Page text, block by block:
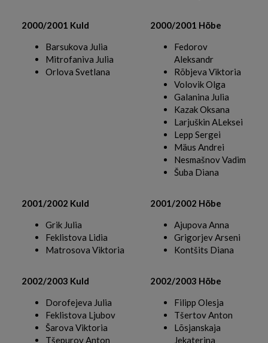
2000/2001 Kuld
Barsukova Julia
Mitrofaniva Julia
Orlova Svetlana
2000/2001 Hõbe
Fedorov
Aleksandr
Rõbjeva Viktoria
Volovik Olga
Galanina Julia
Kazak Oksana
Larjuškin ALeksei
Lepp Sergei
Mäus Andrei
Nesmašnov Vadim
Šuba Diana
2001/2002 Kuld
Grik Julia
Feklistova Lidia
Matrosova Viktoria
2001/2002 Hõbe
Ajupova Anna
Grigorjev Arseni
Kontšits Diana
2002/2003 Kuld
Dorofejeva Julia
Feklistova Ljubov
Šarova Viktoria
Tšepurov Anton
2002/2003 Hõbe
Filipp Olesja
Tšertov Anton
Lõsjanskaja
Jekaterina